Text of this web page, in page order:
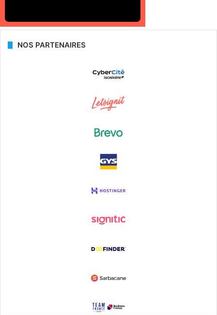
NOS PARTENAIRES